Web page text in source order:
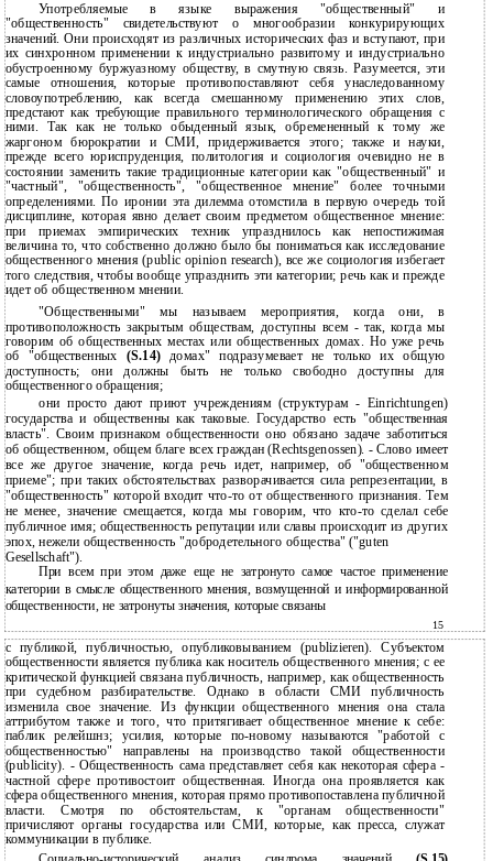
Употребляемые в языке выражения "общественный" и
"общественность" свидетельствуют о многообразии конкурирующих
значений. Они происходят из различных исторических фаз и вступают, при
их синхронном применении к индустриально развитому и индустриально
обустроенному буржуазному обществу, в смутную связь. Разумеется, эти
самые отношения, которые противопоставляют себя унаследованному
словоупотреблению, как всегда смешанному применению этих слов,
предстают как требующие правильного терминологического обращения с
ними. Так как не только обыденный язык, обремененный к тому же
жаргоном бюрократии и СМИ, придерживается этого; также и науки,
прежде всего юриспруденция, политология и социология очевидно не в
состоянии заменить такие традиционные категории как "общественный" и
"частный", "общественность", "общественное мнение" более точными
определениями. По иронии эта дилемма отомстила в первую очередь той
дисциплине, которая явно делает своим предметом общественное мнение:
при приемах эмпирических техник упразднилось как непостижимая
величина то, что собственно должно было бы пониматься как исследование
общественного мнения (public opinion research), все же социология избегает
того следствия, чтобы вообще упразднить эти категории; речь как и прежде
идет об общественном мнении.
"Общественными" мы называем мероприятия, когда они, в
противоположность закрытым обществам, доступны всем - так, когда мы
говорим об общественных местах или общественных домах. Но уже речь
об "общественных(S.14) домах" подразумевает не только их общую
доступность; они должны быть не только свободно доступны для
общественного обращения;
они просто дают приют учреждениям (структурам - Einrichtungen)
государства и общественны как таковые. Государство есть "общественная
власть". Своим признаком общественности оно обязано задаче заботиться
об общественном, общем благе всех граждан (Rechtsgenossen). - Слово имеет
все же другое значение, когда речь идет, например, об "общественном
приеме"; при таких обстоятельствах разворачивается сила репрезентации, в
"общественность" которой входит что-то от общественного признания. Тем
не менее, значение смещается, когда мы говорим, что кто-то сделал себе
публичное имя; общественность репутации или славы происходит из других
эпох, нежели общественность "добродетельного общества" ("guten
Gesellschaft").
При всем при этом даже еще не затронуто самое частое применение
категории в смысле общественного мнения, возмущенной и информированной
общественности, не затронуты значения, которые связаны
15
с публикой, публичностью, опубликовыванием (publizieren). Субъектом
общественности является публика как носитель общественного мнения; с ее
критической функцией связана публичность, например, как общественность
при судебном разбирательстве. Однако в области СМИ публичность
изменила свое значение. Из функции общественного мнения она стала
аттрибутом также и того, что притягивает общественное мнение к себе:
паблик релейшнз; усилия, которые по-новому называются "работой с
общественностью" направлены на производство такой общественности
(publicity). - Общественность сама представляет себя как некоторая сфера -
частной сфере противостоит общественная. Иногда она проявляется как
сфера общественного мнения, которая прямо противопоставлена публичной
власти. Смотря по обстоятельстам, к "органам общественности"
причисляют органы государства или СМИ, которые, как пресса, служат
коммуникации в публике.